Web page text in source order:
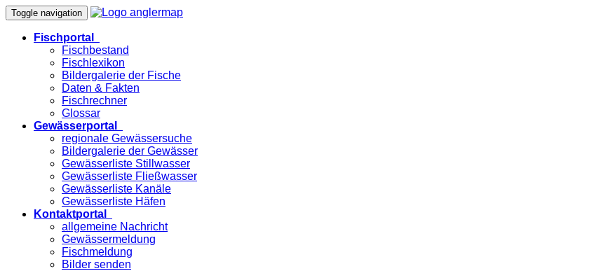
Toggle navigation
Fischportal
Fischbestand
Fischlexikon
Bildergalerie der Fische
Daten & Fakten
Fischrechner
Glossar
Gewässerportal
regionale Gewässersuche
Bildergalerie der Gewässer
Gewässerliste Stillwasser
Gewässerliste Fließwasser
Gewässerliste Kanäle
Gewässerliste Häfen
Kontaktportal
allgemeine Nachricht
Gewässermeldung
Fischmeldung
Bilder senden